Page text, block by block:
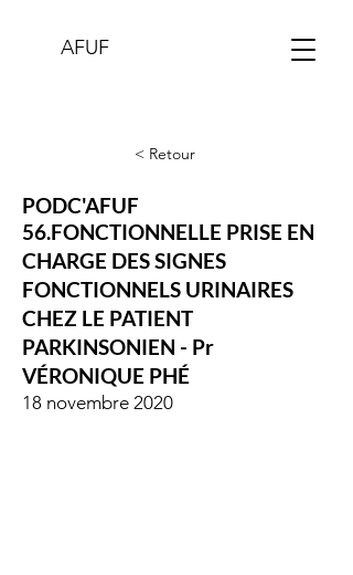
AFUF
< Retour
PODC'AFUF
56.FONCTIONNELLE PRISE EN
CHARGE DES SIGNES
FONCTIONNELS URINAIRES
CHEZ LE PATIENT
PARKINSONIEN - Pr
VÉRONIQUE PHÉ
18 novembre 2020